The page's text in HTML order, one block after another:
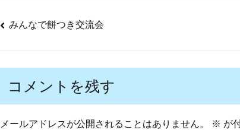
投
稿
ナ
みんなで餅つき交流会
コメントを残す
メールアドレスが公開されることはありません。 ※ が